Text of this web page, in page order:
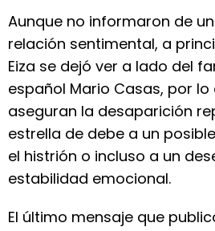
Aunque no informaron de
relación sentimental, a
Eiza se dejó ver a lado del
español Mario Casas, por
aseguran la desaparición
estrella de debe a un
el histrión o incluso a un
estabilidad emocional.
El último mensaje que